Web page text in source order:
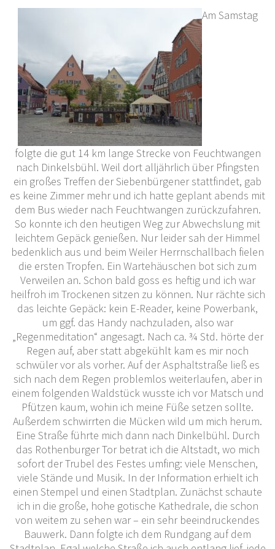
Am Samstag
folgte die gut 14 km lange Strecke von Feuchtwangen
nach Dinkelsbühl. Weil dort alljährlich über Pfingsten
ein großes Treffen der Siebenbürgener stattfindet, gab
es keine Zimmer mehr und ich hatte geplant abends mit
dem Bus wieder nach Feuchtwangen zurückzufahren.
So konnte ich den heutigen Weg zur Abwechslung mit
leichtem Gepäck genießen. Nur leider sah der Himmel
bedenklich aus und beim Weiler Herrnschallbach fielen
die ersten Tropfen. Ein Wartehäuschen bot sich zum
Verweilen an. Schon bald goss es heftig und ich war
heilfroh im Trockenen sitzen zu können. Nur rächte sich
das leichte Gepäck: kein E-Reader, keine Powerbank,
um ggf. das Handy nachzuladen, also war
„Regenmeditation“ angesagt. Nach ca. ¾ Std. hörte der
Regen auf, aber statt abgekühlt kam es mir noch
schwüler vor als vorher. Auf der Asphaltstraße ließ es
sich nach dem Regen problemlos weiterlaufen, aber in
einem folgenden Waldstück wusste ich vor Matsch und
Pfützen kaum, wohin ich meine Füße setzen sollte.
Außerdem schwirrten die Mücken wild um mich herum.
Eine Straße führte mich dann nach Dinkelbühl. Durch
das Rothenburger Tor betrat ich die Altstadt, wo mich
sofort der Trubel des Festes umfing: viele Menschen,
viele Stände und Musik. In der Information erhielt ich
einen Stempel und einen Stadtplan. Zunächst schaute
ich in die große, hohe gotische Kathedrale, die schon
von weitem zu sehen war – ein sehr beeindruckendes
Bauwerk. Dann folgte ich dem Rundgang auf dem